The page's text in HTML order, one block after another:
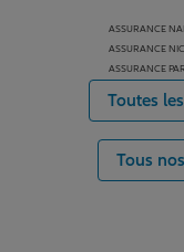
ASSURANCE
ASSURANCE
ASSURANCE
Toutes
Tous